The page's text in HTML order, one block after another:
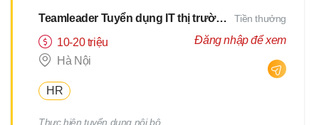
Teamleader Tuyển dụng IT thị trường Nhật
10-20 triệu
Hà Nội
HR
Thực hiện tuyển dụng nội bộ
Tiền thưởng
Đăng nhập để xem